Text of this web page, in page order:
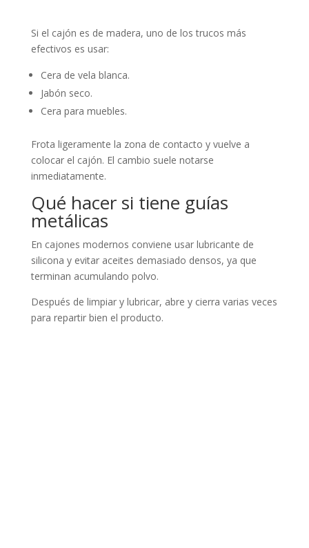
Si el cajón es de madera, uno de los trucos más
efectivos es usar:
Cera de vela blanca.
Jabón seco.
Cera para muebles.
Frota ligeramente la zona de contacto y vuelve a
colocar el cajón. El cambio suele notarse
inmediatamente.
Qué hacer si tiene guías
metálicas
En cajones modernos conviene usar lubricante de
silicona y evitar aceites demasiado densos, ya que
terminan acumulando polvo.
Después de limpiar y lubricar, abre y cierra varias veces
para repartir bien el producto.